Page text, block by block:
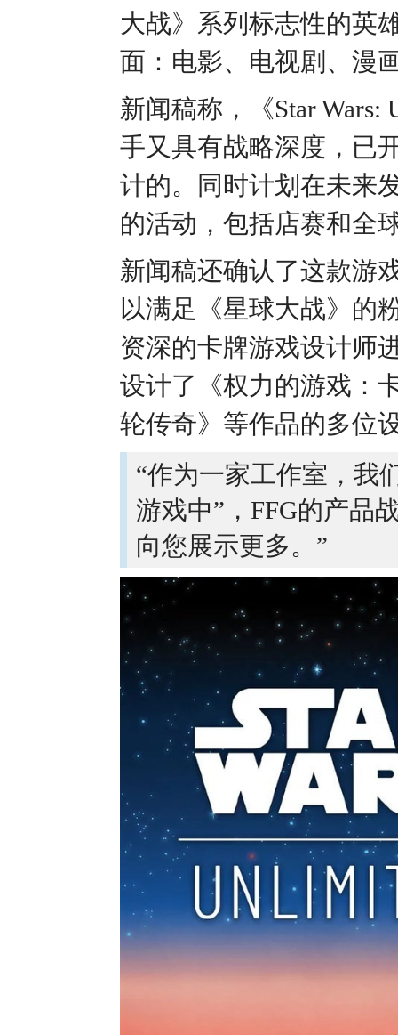
大战》系列标志性的英
面：电影、电视剧、漫
新闻稿称，《Star
手又具有战略深度，已
计的。同时计划在未来
的活动，包括店赛和全
新闻稿还确认了这款游
以满足《星球大战》的
资深的卡牌游戏设计师
设计了《权力的游戏：
轮传奇》等作品的多位
“作为一家工作室，我
游戏中”，FFG的产品
向您展示更多。”